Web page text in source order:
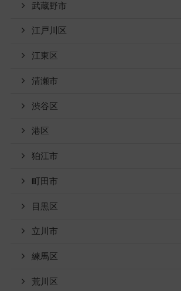
武蔵野市
江戸川区
江東区
清瀬市
渋谷区
港区
狛江市
町田市
目黒区
立川市
練馬区
荒川区